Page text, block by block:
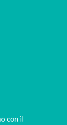
con il